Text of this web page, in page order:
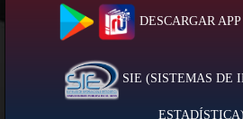
DESCARGAR
SIE (SISTEMAS DE
ESTADÍSTICA)